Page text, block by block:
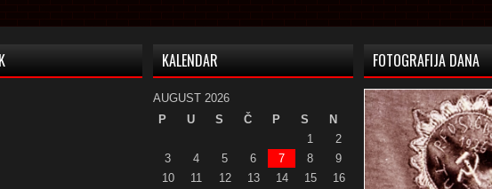
KALENDAR
AUGUST 2026
P
U S Č P S
N
1
2
3
4 5 6 7 8
9
10
11 12 13 14 15 16
FOTOGRAFIJA DANA